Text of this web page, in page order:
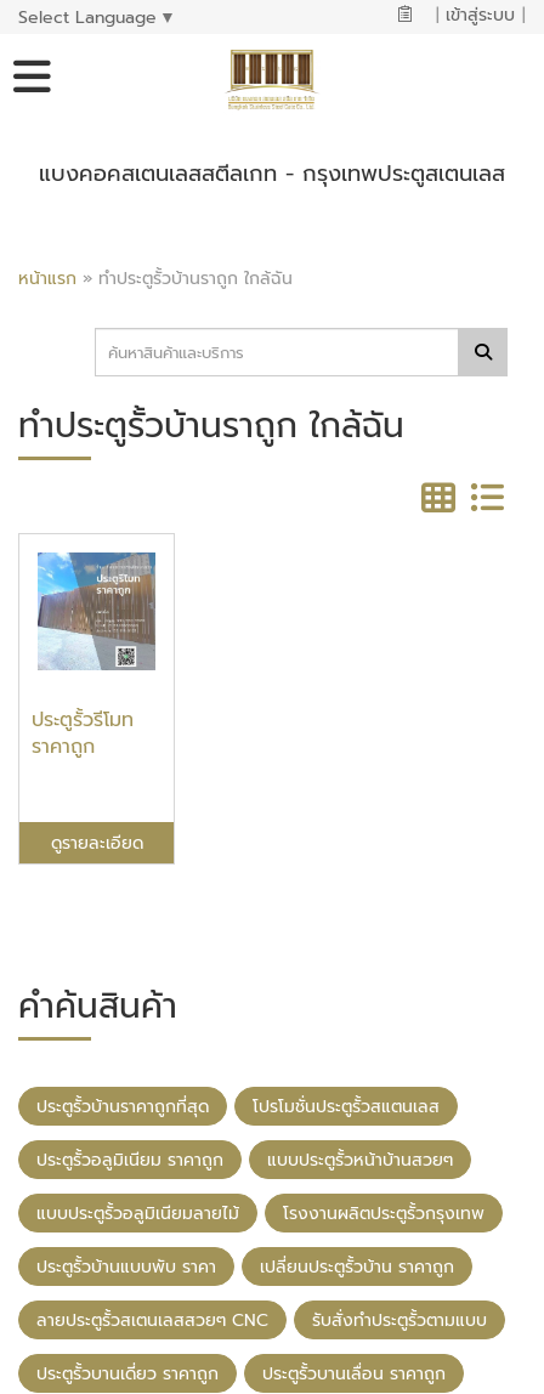
Select Language ▼ | เข้าสู่ระบบ |
แบงคอคสเตนเลสสตีลเกท - กรุงเทพประตูสเตนเลส
หน้าแรก » ทำประตูรั้วบ้านราถูก ใกล้ฉัน
ทำประตูรั้วบ้านราถูก ใกล้ฉัน
ประตูรั้วรีโมท
ราคาถูก
ดูรายละเอียด
คำค้นสินค้า
ประตูรั้วบ้านราคาถูกที่สุด โปรโมชั่นประตูรั้วสแตนเลส
ประตูรั้วอลูมิเนียม ราคาถูก แบบประตูรั้วหน้าบ้านสวยๆ
แบบประตูรั้วอลูมิเนียมลายไม้ โรงงานผลิตประตูรั้วกรุงเทพ
ประตูรั้วบ้านแบบพับ ราคา เปลี่ยนประตูรั้วบ้าน ราคาถูก
ลายประตูรั้วสเตนเลสสวยๆ CNC รับสั่งทำประตูรั้วตามแบบ
ประตูรั้วบานเดี่ยว ราคาถูก ประตูรั้วบานเลื่อน ราคาถูก